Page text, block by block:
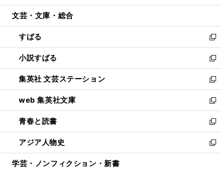
開
ウ
開
く
ン
ウ
で
開
く
ウ
ン
ド
ウ
で
開
く
文芸・文庫・総合
すばる
新
し
い
ウ
ィ
ン
ド
ウ
で
開
く
小説すばる
新
し
い
ウ
ィ
ン
ド
ウ
で
開
集英社 文芸ステーション
新
し
い
ウ
ィ
ン
ド
ウ
web 集英社文庫
新
し
い
ウ
ィ
ン
青春と読書
新
し
い
ウ
アジア人物史
新
し
学芸・ノンフィクション・新書